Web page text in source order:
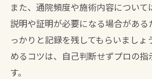
接骨院で保険書類の不備
意点
通いすぎの影響と適正な通院
接骨院に通いすぎると起き
また、通院頻度や施術内容につい
説明や証明が必要になる場合がある
っかりと記録を残してもらいましょ
めるコツは、自己判断せずプロの指
す。